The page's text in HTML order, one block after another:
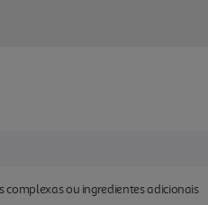
complexas ou ingredientes adicionais